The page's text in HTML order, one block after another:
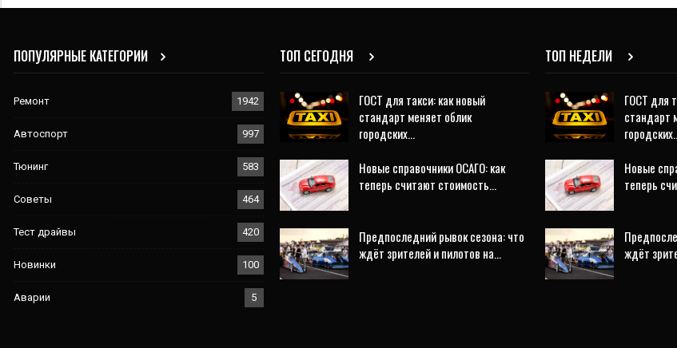
ПОПУЛЯРНЫЕ КАТЕГОРИИ
Ремонт 1942
Автоспорт 997
Тюнинг 583
Советы 464
Тест драйвы 420
Новинки 100
Аварии 5
ТОП СЕГОДНЯ
ГОСТ для такси: как новый
стандарт меняет облик
городских…
Новые справочники ОСАГО: как
теперь считают стоимость…
Предпоследний рывок сезона: что
ждёт зрителей и пилотов на…
ТОП НЕДЕЛИ
ГОСТ для
стандарт
Новые
теперь
ждёт